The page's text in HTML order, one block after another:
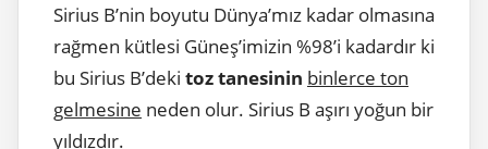
Sirius B’nin boyutu Dünya’mız kadar olmasına
rağmen kütlesi Güneş’imizin %98’i kadardır ki
bu Sirius B’deki toz tanesinin binlerce ton
gelmesine neden olur. Sirius B aşırı yoğun bir
yıldızdır.